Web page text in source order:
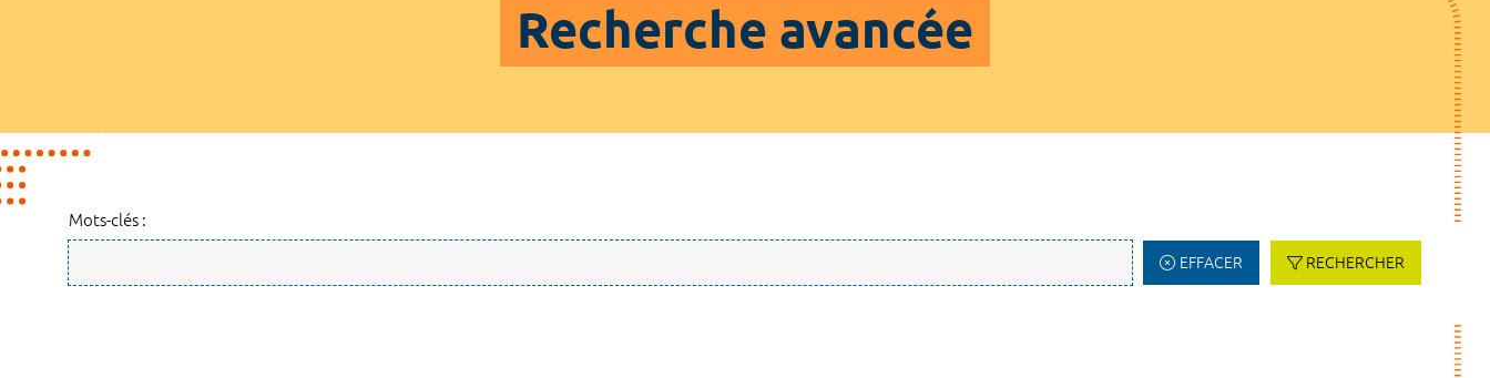
Recherche avancée
Mots-clés :
EFFACER RECHERCHER